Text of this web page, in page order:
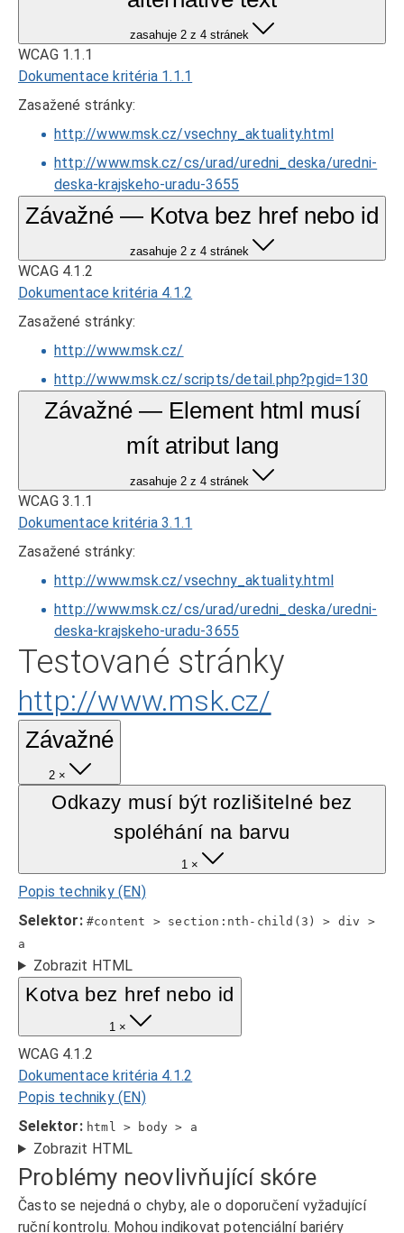
zasahuje 2 z 4 stránek
WCAG 1.1.1
Dokumentace kritéria 1.1.1
Zasažené stránky:
http://www.msk.cz/vsechny_aktuality.html
http://www.msk.cz/cs/urad/uredni_deska/uredni-
deska-krajskeho-uradu-3655
Závažné — Kotva bez href nebo id
zasahuje 2 z 4 stránek
WCAG 4.1.2
Dokumentace kritéria 4.1.2
Zasažené stránky:
http://www.msk.cz/
http://www.msk.cz/scripts/detail.php?pgid=130
Závažné — Element html musí
mít atribut lang
zasahuje 2 z 4 stránek
WCAG 3.1.1
Dokumentace kritéria 3.1.1
Zasažené stránky:
http://www.msk.cz/vsechny_aktuality.html
http://www.msk.cz/cs/urad/uredni_deska/uredni-
deska-krajskeho-uradu-3655
Testované stránky
http://www.msk.cz/
Závažné
2 ×
Odkazy musí být rozlišitelné bez
spoléhání na barvu
1 ×
Popis techniky (EN)
Selektor: #content > section:nth-child(3) > div >
a
Zobrazit HTML
Kotva bez href nebo id
1 ×
WCAG 4.1.2
Dokumentace kritéria 4.1.2
Popis techniky (EN)
Selektor: html > body > a
Zobrazit HTML
Problémy neovlivňující skóre
Často se nejedná o chyby, ale o doporučení vyžadující
ruční kontrolu. Mohou indikovat potenciální bariéry